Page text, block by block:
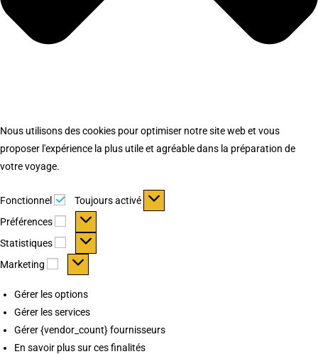
Nous utilisons des cookies pour optimiser notre site web et vous
proposer l'expérience la plus utile et agréable dans la préparation de
votre voyage.
Fonctionnel Fonctionnel
Toujours activé
Préférences
Préférences
Statistiques Statistiques
Marketing Marketing
Gérer les options
Gérer les services
Gérer {vendor_count} fournisseurs
En savoir plus sur ces finalités